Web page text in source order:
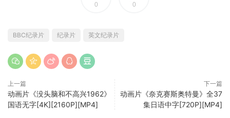
0 0
BBC纪录片 纪录片 英文纪录片
上一篇
动画片《没头脑和不高兴1962》
国语无字[4K][2160P][MP4]
下一篇
动画片《奈克赛斯奥特曼》全37
集日语中字[720P][MP4]